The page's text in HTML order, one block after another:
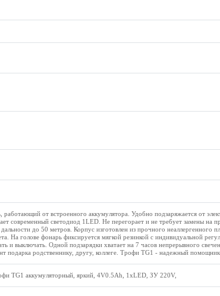
от встроенного аккумулятора. Удобно подзаряжается от
современный светодиод 1LED. Не перегорает и не требует замены на
до 50 метров. Корпус изготовлен из прочного неаллергенного
На голове фонарь фиксируется мягкой резинкой с индивидуальной
и выключать. Одной подзарядки хватает на 7 часов непрерывного
подарка родственнику, другу, коллеге. Трофи TG1 - надежный
TG1 аккумуляторный, яркий, 4V0.5Ah, 1xLED, ЗУ 220V,